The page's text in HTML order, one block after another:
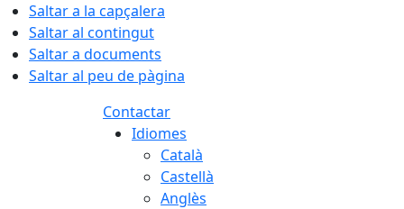
Saltar a la capçalera
Saltar al contingut
Saltar a documents
Saltar al peu de pàgina
Contactar
Idiomes
Català
Castellà
Anglès